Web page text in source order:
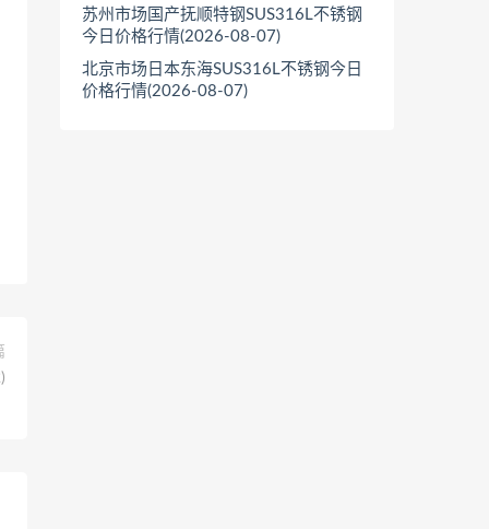
苏州市场国产抚顺特钢SUS316L不锈钢
今日价格行情(2026-08-07)
北京市场日本东海SUS316L不锈钢今日
价格行情(2026-08-07)